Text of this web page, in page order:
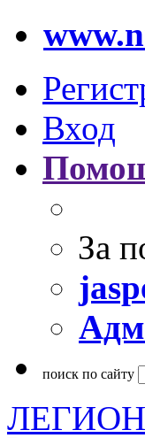
Вход
За
поиск по сайту